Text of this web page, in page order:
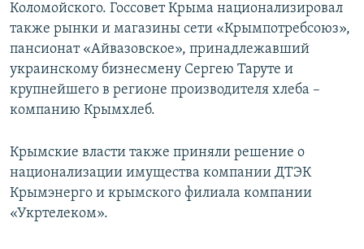
Коломойского. Госсовет Крыма национализировал
также рынки и магазины сети «Крымпотребсоюз»,
пансионат «Айвазовское», принадлежавший
украинскому бизнесмену Сергею Таруте и
крупнейшего в регионе производителя хлеба –
компанию Крымхлеб.
Крымские власти также приняли решение о
национализации имущества компании ДТЭК
Крымэнерго и крымского филиала компании
«Укртелеком».